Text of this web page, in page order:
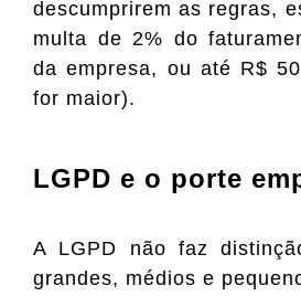
descumprirem as regras,
multa de 2% do
da empresa, ou até R$
for maior).
LGPD e o porte
A LGPD não faz
grandes, médios e